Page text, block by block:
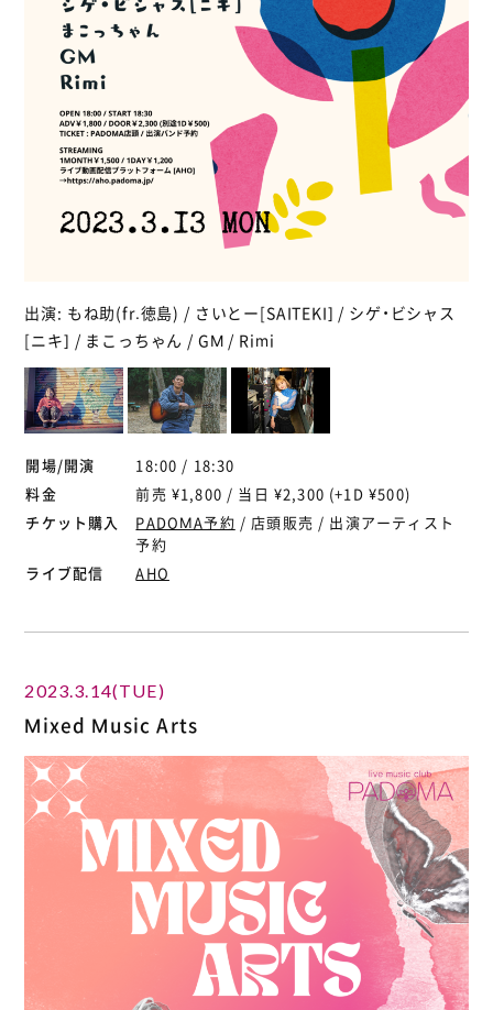
出演: もね助(fr.徳島) / さいとー[SAITEKI] / シゲ・ビシャス
[ニキ] / まこっちゃん / GM / Rimi
開場/開演
18:00 / 18:30
料金
前売 ¥1,800 / 当日 ¥2,300 (+1D ¥500)
チケット購入
PADOMA予約 / 店頭販売 / 出演アーティスト
予約
ライブ配信
AHO
2023.3.14(TUE)
Mixed Music Arts